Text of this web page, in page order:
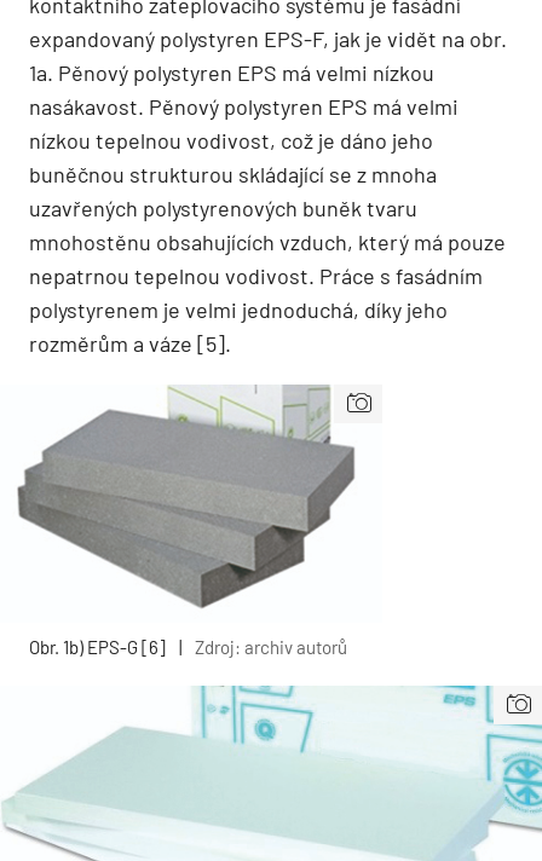
expandovaný polystyren EPS-F, jak je vidět na obr.
1a. Pěnový polystyren EPS má velmi nízkou
nasákavost. Pěnový polystyren EPS má velmi
nízkou tepelnou vodivost, což je dáno jeho
buněčnou strukturou skládající se z mnoha
uzavřených polystyrenových buněk tvaru
mnohostěnu obsahujících vzduch, který má pouze
nepatrnou tepelnou vodivost. Práce s fasádním
polystyrenem je velmi jednoduchá, díky jeho
rozměrům a váze [5].
Obr. 1b) EPS-G [6] Zdroj: archiv autorů